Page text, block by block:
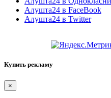
Алушта24 в FaceBook
Алушта24 в Twitter
Купить рекламу
×